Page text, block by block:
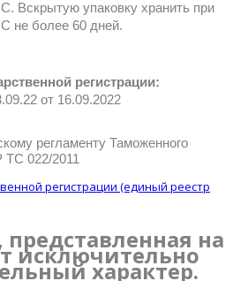
Вскрытую упаковку хранить при
не более 60 дней.
регистрации:
от 16.09.2022
регламенту Таможенного
ТС 022/2011
регистрации (единый реестр
на
исключительно
характер.